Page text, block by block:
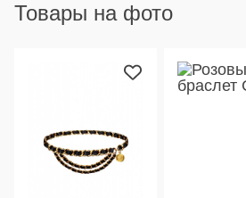
Товары на фото